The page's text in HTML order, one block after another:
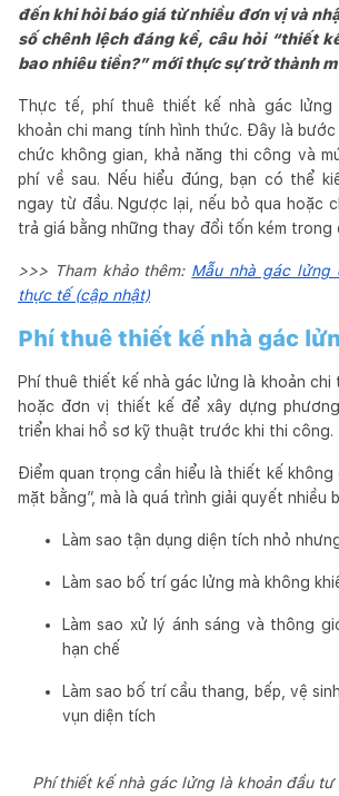
đến khi hỏi báo giá từ nhiều đơn vị và
số chênh lệch đáng kể, câu hỏi “thiết
bao nhiêu tiền?” mới thực sự trở thành
Thực tế, phí thuê thiết kế nhà gác lửng
khoản chi mang tính hình thức. Đây là
chức không gian, khả năng thi công và
phí về sau. Nếu hiểu đúng, bạn có thể
ngay từ đầu. Ngược lại, nếu bỏ qua hoặc
trả giá bằng những thay đổi tốn kém trong
>>> Tham khảo thêm: Mẫu nhà gác lửng
thực tế (cập nhật)
Phí thuê thiết kế nhà gác
Phí thuê thiết kế nhà gác lửng là khoản
hoặc đơn vị thiết kế để xây dựng
triển khai hồ sơ kỹ thuật trước khi thi công.
Điểm quan trọng cần hiểu là thiết kế không
mặt bằng”, mà là quá trình giải quyết nhiều
Làm sao tận dụng diện tích nhỏ
Làm sao bố trí gác lửng mà không
Làm sao xử lý ánh sáng và thông
hạn chế
Làm sao bố trí cầu thang, bếp, vệ
vụn diện tích
Phí thiết kế nhà gác lửng là khoản đầu